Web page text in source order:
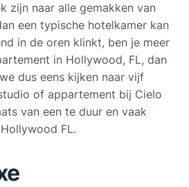
zijn naar alle gemakken van
een typische hotelkamer kan
in de oren klinkt, ben je meer
in Hollywood, FL, dan
dus eens kijken naar vijf
of appartement bij Cielo
van een te duur en vaak
FL.